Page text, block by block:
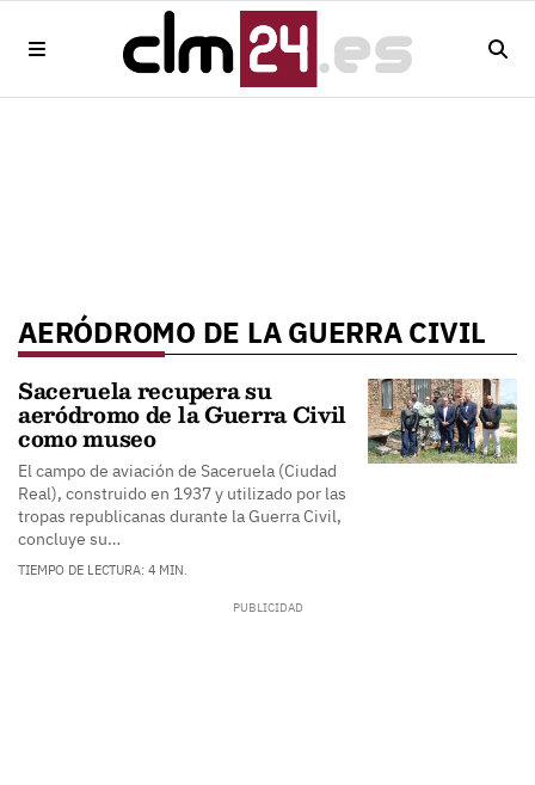
AERÓDROMO DE LA GUERRA CIVIL
Saceruela recupera su
aeródromo de la Guerra Civil
como museo
El campo de aviación de Saceruela (Ciudad
Real), construido en 1937 y utilizado por las
tropas republicanas durante la Guerra Civil,
concluye su…
TIEMPO DE LECTURA: 4 MIN.